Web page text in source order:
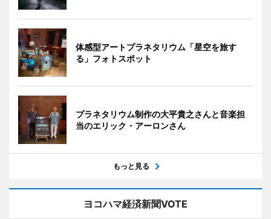
体感型アートプラネタリウム「星空を旅す
る」フォトスポット
プラネタリウム制作の大平貴之さんと音楽担
当のエリック・アーロンさん
もっと見る
ヨコハマ経済新聞VOTE